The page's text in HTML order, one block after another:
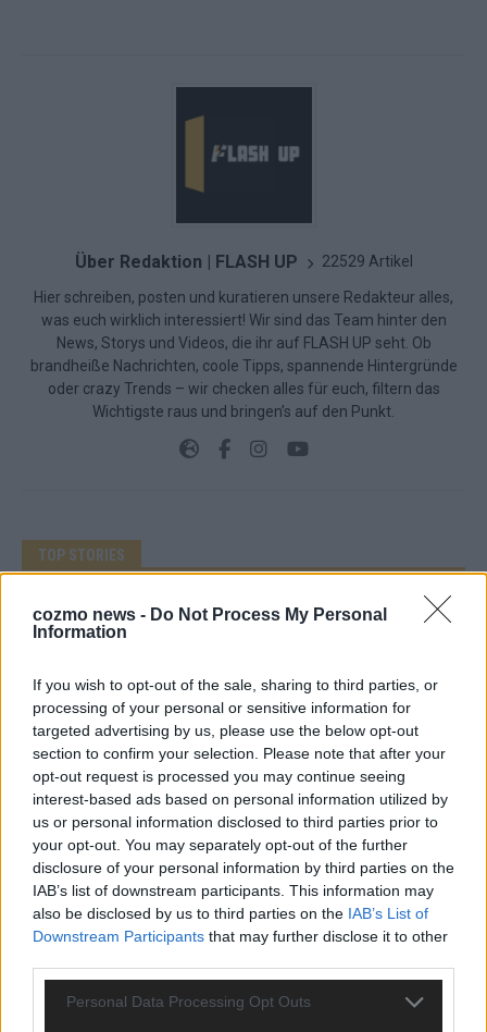
cozmo news - Do Not Process My Personal
Information
If you wish to opt-out of the sale, sharing to third parties, or
processing of your personal or sensitive information for
targeted advertising by us, please use the below opt-out
section to confirm your selection. Please note that after your
opt-out request is processed you may continue seeing
interest-based ads based on personal information utilized by
us or personal information disclosed to third parties prior to
your opt-out. You may separately opt-out of the further
disclosure of your personal information by third parties on the
IAB’s list of downstream participants. This information may
also be disclosed by us to third parties on the IAB’s List of
Downstream Participants that may further disclose it to other
Personal Data Processing Opt Outs
Über Redaktion | FLASH UP 22529 Artikel
Hier schreiben, posten und kuratieren unsere Redakteur alles,
was euch wirklich interessiert! Wir sind das Team hinter den
News, Storys und Videos, die ihr auf FLASH UP seht. Ob
brandheiße Nachrichten, coole Tipps, spannende Hintergründe
oder crazy Trends – wir checken alles für euch, filtern das
Wichtigste raus und bringen’s auf den Punkt.
TOP STORIES
Europa-Park 2026 macht vieles neu
Juni 2026
DARA gewinnt verdient, Israel beunruhigend –
unser Kommentar zum ESC 2026
KOMMENTAR
Mai 2026
ESC-Finale morgen: Finnland Favorit, Australien
aufgestiegen – alle 25 Acts im Kurzcheck